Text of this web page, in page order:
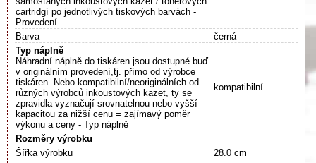
cartridgí po jednotlivých tiskových barvách -
Provedení
Barva
černá
Typ náplně
Náhradní náplně do tiskáren jsou dostupné buď
v originálním provedení,tj. přímo od výrobce
tiskáren. Nebo kompatibilní/neoriginálních od
různých výrobců inkoustových kazet, ty se
zpravidla vyznačují srovnatelnou nebo vyšší
kapacitou za nižší cenu = zajímavý poměr
výkonu a ceny - Typ náplně
kompatibilní
Rozměry výrobku
Šířka výrobku
28.0 cm